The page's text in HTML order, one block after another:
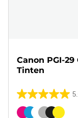
Canon PGI-
Tinten
5.0
von
Farbpatrone